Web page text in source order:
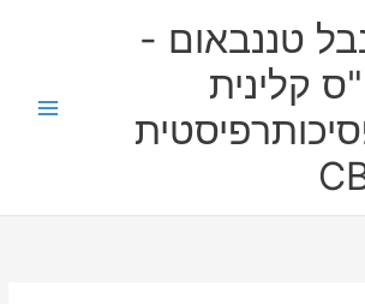
טננבאום -
קלינית